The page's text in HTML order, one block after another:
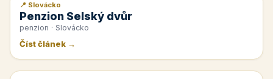
📰 PR článek
📍 Slovácko
Penzion Selský dvůr
penzion · Slovácko
Číst článek →